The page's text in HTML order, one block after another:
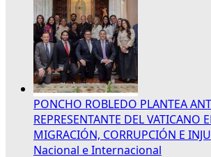
PONCHO ROBLEDO PLANTEA
REPRESENTANTE DEL VATICANO
MIGRACIÓN, CORRUPCIÓN E
Nacional e Internacional